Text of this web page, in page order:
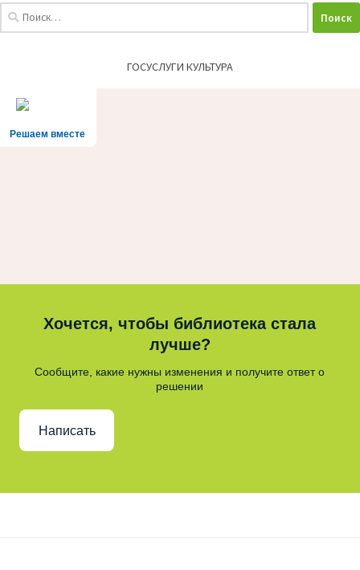
ГОСУСЛУГИ КУЛЬТУРА
Решаем вместе
Хочется, чтобы библиотека стала
лучше?
Сообщите, какие нужны изменения и получите ответ о
решении
Написать